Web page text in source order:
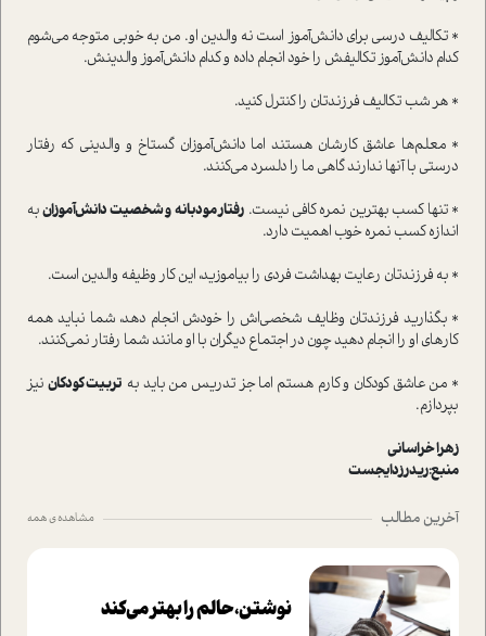
* تکالیف درسی برای دانش‌آموز است نه والدین او. من به خوبی متوجه می‌شوم
کدام دانش‌آموز تکالیفش را خود انجام داده و کدام دانش‌آموز والدینش.
* هر شب تکالیف فرزندتان را کنترل کنید.
* معلم‌ها عاشق کارشان هستند اما دانش‌آموزان گستاخ و والدینی که رفتار
درستی با آنها ندارند گاهی ما را دلسرد می‌کنند.
* تنها کسب بهترین نمره کافی نیست. رفتار مودبانه و شخصیت دانش‌آموزانبه
اندازه کسب نمره خوب اهمیت دارد.
* به فرزندتان رعایت بهداشت فردی را بیاموزید، این کار وظیفه والدین است.
* بگذارید فرزندتان وظایف شخصی‌اش را خودش انجام دهد، شما نباید همه
کارهای او را انجام دهید چون در اجتماع دیگران با او مانند شما رفتار نمی‌کنند.
* من عاشق کودکان و کارم هستم اما جز تدریس من باید به تربیت کودکان نیز
بپردازم.
زهرا خراسانی
منبع:ريدرزدايجست
آخرین مطالب مشاهده ی همه
نوشتن، حالم را بهتر می‌کند